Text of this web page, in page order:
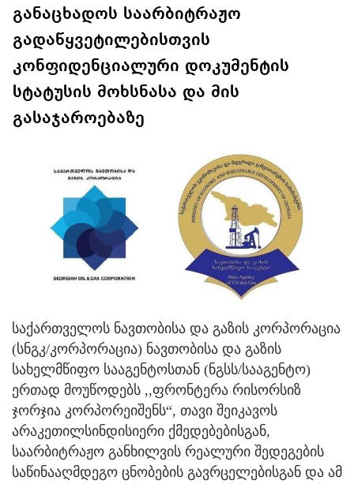
განაცხადოს საარბიტრაჟო
გადაწყვეტილებისთვის
კონფიდენციალური დოკუმენტის
სტატუსის მოხსნასა და მის
გასაჯაროებაზე
საქართველოს ნავთობისა და გაზის კორპორაცია
(სნგკ/კორპორაცია) ნავთობისა და გაზის
სახელმწიფო სააგენტოსთან (ნგსს/სააგენტო)
ერთად მოუწოდებს ,,ფრონტერა რისორსიზ
ჯორჯია კორპორეიშენს“, თავი შეიკავოს
არაკეთილსინდისიერი ქმედებებისგან,
საარბიტრაჟო განხილვის რეალური შედეგების
საწინააღმდეგო ცნობების გავრცელებისგან და ამ